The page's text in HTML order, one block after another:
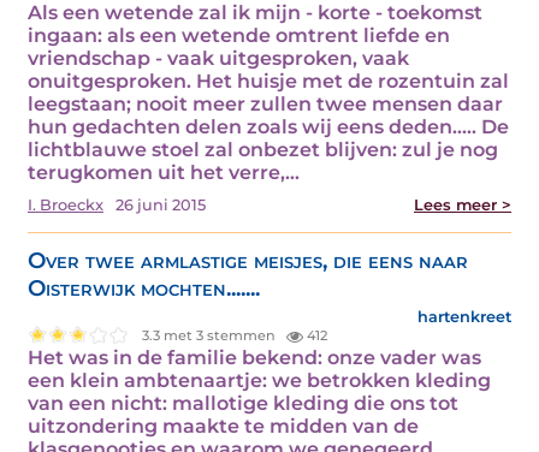
Als een wetende zal ik mijn - korte - toekomst
ingaan: als een wetende omtrent liefde en
vriendschap - vaak uitgesproken, vaak
onuitgesproken. Het huisje met de rozentuin zal
leegstaan; nooit meer zullen twee mensen daar
hun gedachten delen zoals wij eens deden..... De
lichtblauwe stoel zal onbezet blijven: zul je nog
terugkomen uit het verre,…
I. Broeckx 26 juni 2015 Lees meer >
Over twee armlastige meisjes, die eens naar
Oisterwijk mochten.......
hartenkreet
3.3 met 3 stemmen 412
Het was in de familie bekend: onze vader was
een klein ambtenaartje: we betrokken kleding
van een nicht: mallotige kleding die ons tot
uitzondering maakte te midden van de